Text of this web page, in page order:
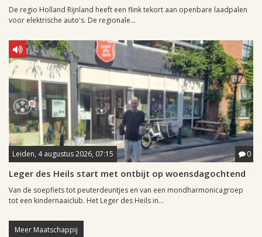
De regio Holland Rijnland heeft een flink tekort aan openbare laadpalen
voor elektrische auto's. De regionale...
Leiden, 4 augustus 2026, 07:15 0
Leger des Heils start met ontbijt op woensdagochtend
Van de soepfiets tot peuterdeuntjes en van een mondharmonicagroep
tot een kindernaaiclub. Het Leger des Heils in...
Meer Maatschappij